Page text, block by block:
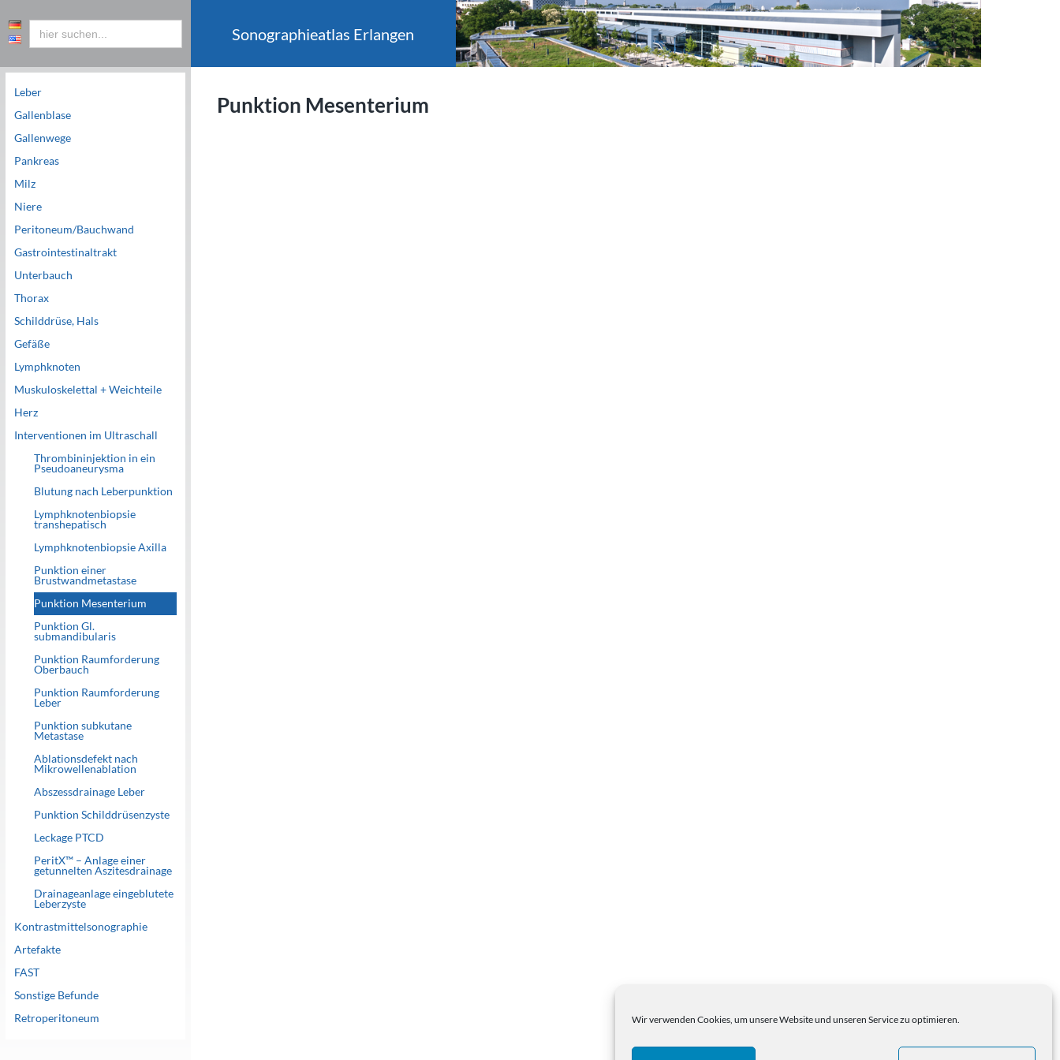
Wir verwenden Cookies, um unsere Website und unseren Service zu optimieren.
Sonographieatlas Erlangen
Leber
Gallenblase
Gallenwege
Pankreas
Milz
Niere
Peritoneum/Bauchwand
Gastrointestinaltrakt
Unterbauch
Thorax
Schilddrüse, Hals
Gefäße
Lymphknoten
Muskuloskelettal + Weichteile
Herz
Interventionen im Ultraschall
Thrombininjektion in ein
Pseudoaneurysma
Blutung nach Leberpunktion
Lymphknotenbiopsie
transhepatisch
Lymphknotenbiopsie Axilla
Punktion einer
Brustwandmetastase
Punktion Mesenterium
Punktion Gl.
submandibularis
Punktion Raumforderung
Oberbauch
Punktion Raumforderung
Leber
Punktion subkutane
Metastase
Ablationsdefekt nach
Mikrowellenablation
Abszessdrainage Leber
Punktion Schilddrüsenzyste
Leckage PTCD
PeritX™ – Anlage einer
getunnelten Aszitesdrainage
Drainageanlage eingeblutete
Leberzyste
Kontrastmittelsonographie
Artefakte
FAST
Sonstige Befunde
Retroperitoneum
Punktion Mesenterium